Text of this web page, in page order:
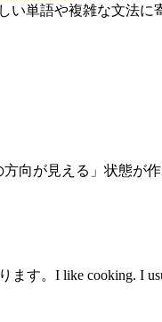
単語や複雑な文法に
向が見える」状態が作
ます。 I like cooking. I